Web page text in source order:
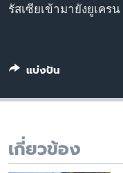
รัสเซียเข้ามายังยูเครน
แบ่งปัน
เกี่ยวข้อง